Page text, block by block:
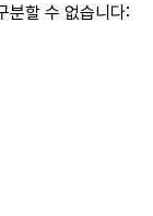
할 수 없습니다: